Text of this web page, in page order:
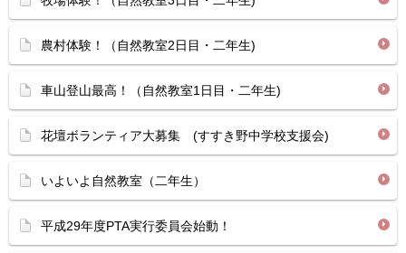
農村体験！（自然教室2日目・二年生)
車山登山最高！（自然教室1日目・二年生)
花壇ボランティア大募集 (すすき野中学校支援会)
いよいよ自然教室（二年生）
平成29年度PTA実行委員会始動！